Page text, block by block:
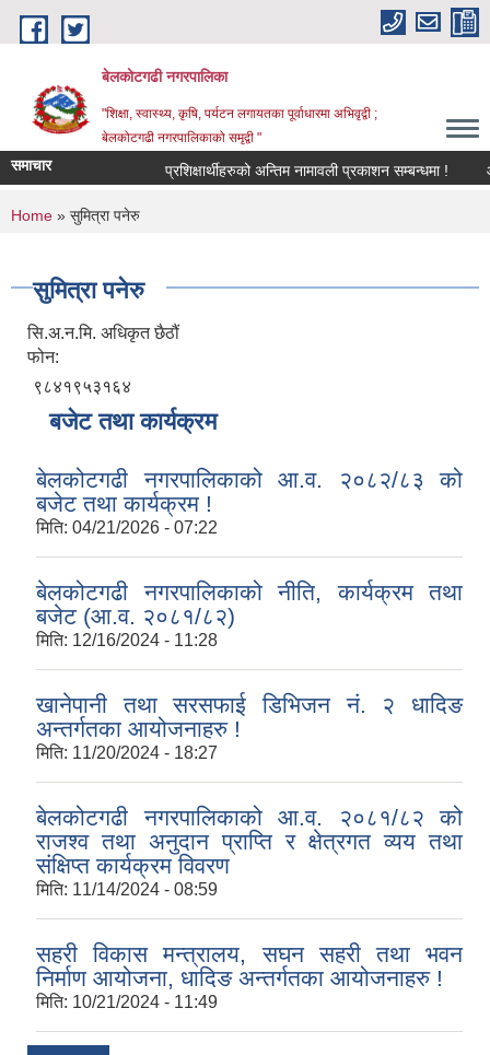
Skip to main content
बेलकोटगढी नगरपालिका
"शिक्षा, स्वास्थ्य, कृषि, पर्यटन लगायतका पूर्वाधारमा अभिवृद्वी ;
बेलकोटगढी नगरपालिकाको समृद्वी "
समाचार प्रशिक्षार्थीहरुको अन्तिम नामावली प्रकाशन सम्बन्धमा !
You are here
Home » सुमित्रा पनेरु
सुमित्रा पनेरु
सि.अ.न.मि. अधिकृत छैठौं
फोन:
९८४१९५३१६४
बजेट तथा कार्यक्रम
बेलकोटगढी नगरपालिकाको आ.व. २०८२/८३ को
बजेट तथा कार्यक्रम !
मिति: 04/21/2026 - 07:22
बेलकोटगढी नगरपालिकाको नीति, कार्यक्रम तथा
बजेट (आ.व. २०८१/८२)
मिति: 12/16/2024 - 11:28
खानेपानी तथा सरसफाई डिभिजन नं. २ धादिङ
अन्तर्गतका आयोजनाहरु !
मिति: 11/20/2024 - 18:27
बेलकोटगढी नगरपालिकाको आ.व. २०८१/८२ को
राजश्व तथा अनुदान प्राप्ति र क्षेत्रगत व्यय तथा
संक्षिप्त कार्यक्रम विवरण
मिति: 11/14/2024 - 08:59
सहरी विकास मन्त्रालय, सघन सहरी तथा भवन
निर्माण आयोजना, धादिङ अन्तर्गतका आयोजनाहरु !
मिति: 10/21/2024 - 11:49